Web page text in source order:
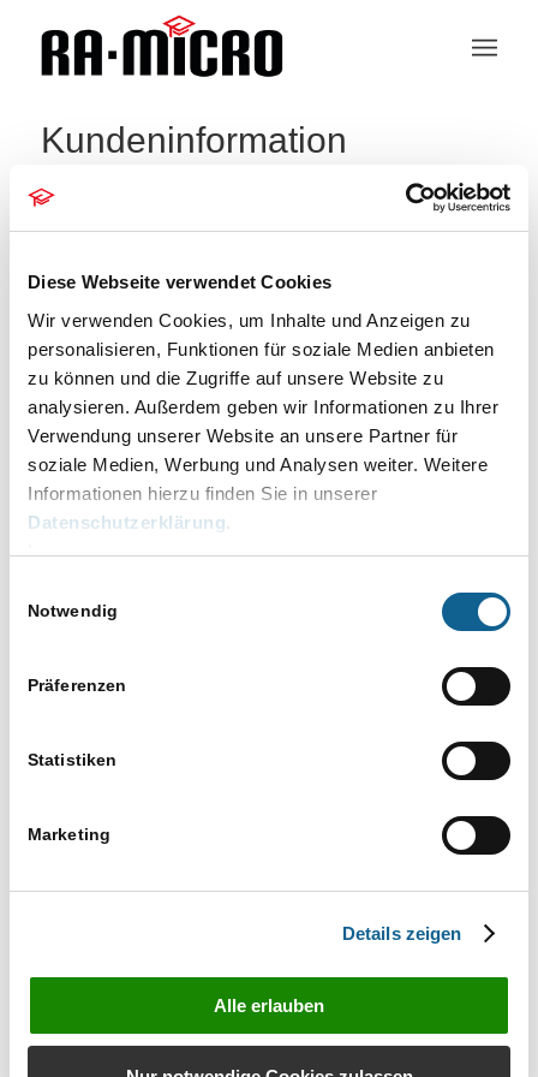
Diese Webseite verwendet Cookies
Wir verwenden Cookies, um Inhalte und Anzeigen zu
personalisieren, Funktionen für soziale Medien anbieten
zu können und die Zugriffe auf unsere Website zu
analysieren. Außerdem geben wir Informationen zu Ihrer
Verwendung unserer Website an unsere Partner für
soziale Medien, Werbung und Analysen weiter. Weitere
Informationen hierzu finden Sie in unserer
Datenschutzerklärung.
Impressum
Notwendig
Präferenzen
Statistiken
Marketing
Details zeigen
Alle erlauben
Kundeninformation
leider nicht verfügbar. Wollen Sie eine neue Suche
starten?
Um die besten Suchergebnisse zu erhalten,
beachten Sie bitte folgende Hinweise:
Überprüfen Sie die Rechtschreibung sorgfaltig
Versuchen Sie es mit einem ähnlichen
Verwenden Sie mehr als einen Suchbegriff
Bestellen Sie unverbindlich das Infomaterial zu